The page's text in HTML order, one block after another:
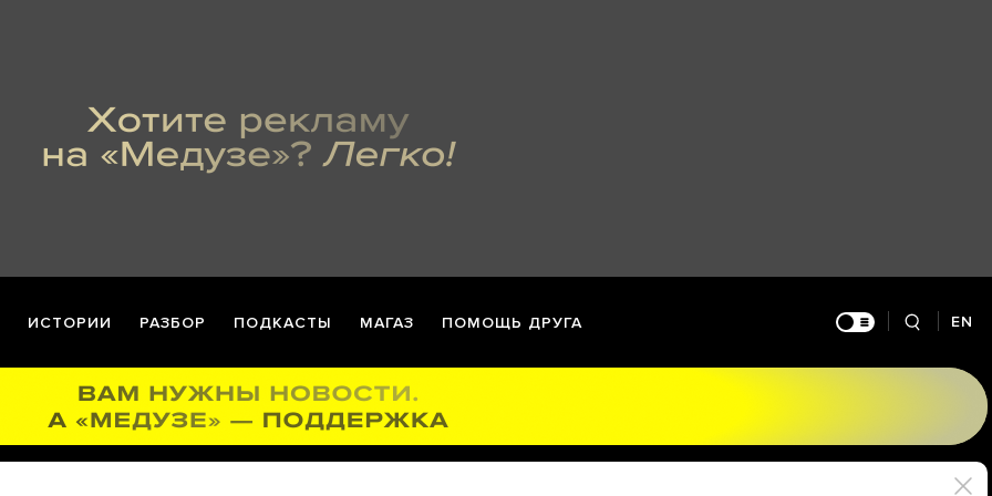
ИСТОРИИ РАЗБОР ПОДКАСТЫ МАГАЗ ПОМОЩЬ ДРУГА EN